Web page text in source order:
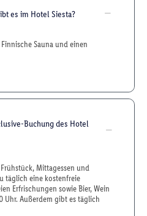
es im Hotel Siesta?
Sauna und einen
Buchung des Hotel
Mittagessen und
täglich eine kostenfreie
Erfrischungen sowie Bier, Wein
Uhr. Außerdem gibt es täglich